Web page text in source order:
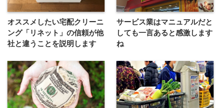
オススメしたい宅配クリーニ
ング「リネット」の信頼が他
社と違うことを説明します
サービス業はマニュアルだと
しても一言あると感激します
ね